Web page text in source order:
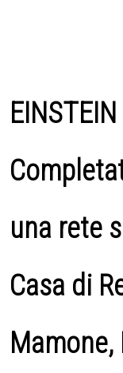
EINSTEIN
una rete
Casa di